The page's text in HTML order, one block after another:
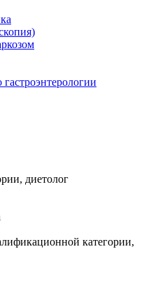
диетолог
категории,